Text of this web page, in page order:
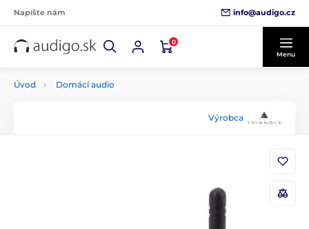
Napíšte nám info@audigo.cz
0
Menu
Úvod Domácí audio
Výrobca